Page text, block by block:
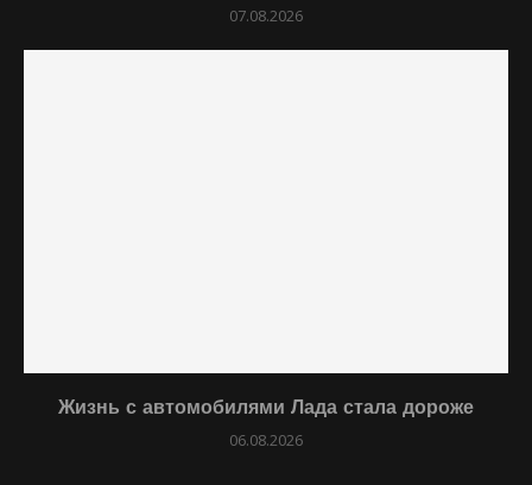
07.08.2026
Жизнь с автомобилями Лада стала дороже
06.08.2026